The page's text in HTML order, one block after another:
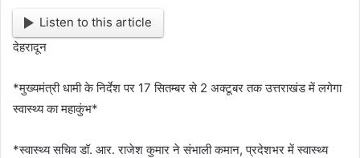
Listen to this article
देहरादून
*मुख्यमंत्री धामी के निर्देश पर 17 सितम्बर से 2 अक्टूबर तक उत्तराखंड में लगेगा
स्वास्थ्य का महाकुंभ*
*स्वास्थ्य सचिव डॉ. आर. राजेश कुमार ने संभाली कमान, प्रदेशभर में स्वास्थ्य